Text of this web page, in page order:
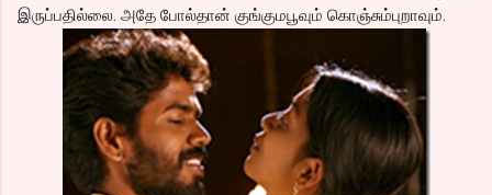
இருப்பதில்லை. அதே போல்தான் குங்குமபூவும் கொஞ்சும்புறாவும்.